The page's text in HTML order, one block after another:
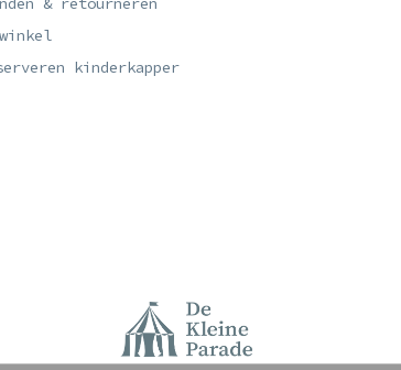
kinderkapper